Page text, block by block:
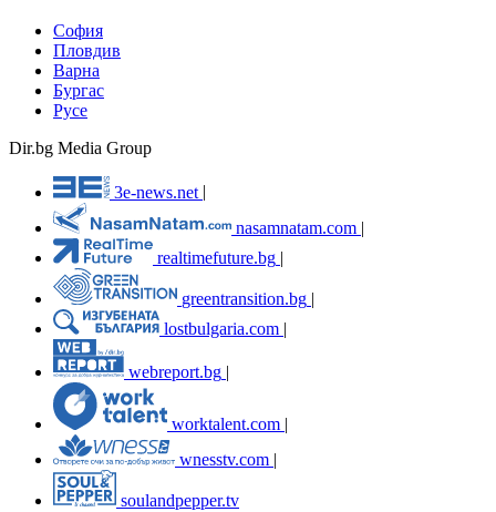
София
Пловдив
Варна
Бургас
Русе
Dir.bg Media Group
3e-news.net
nasamnatam.com |
realtimefuture.bg |
greentransition.bg |
lostbulgaria.com |
webreport.bg
worktalent.com |
wnesstv.com |
soulandpepper.tv